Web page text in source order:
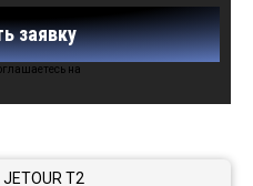
заявку
на